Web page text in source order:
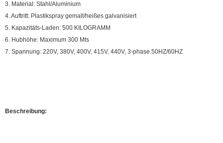
3. Material: Stahl/Aluminium
4. Auftritt: Plastikspray gemalt/heißes galvanisiert
5. Kapazitäts-Laden: 500 KILOGRAMM
6. Hubhöhe: Maximum 300 Mts
7. Spannung: 220V, 380V, 400V, 415V, 440V, 3-phase.50HZ/60HZ
Beschreibung: